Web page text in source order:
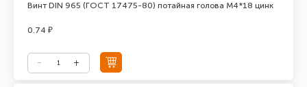
Винт DIN 965 (ГОСТ 17475-80) потайная голова М4*18 цинк
0.74 ₽